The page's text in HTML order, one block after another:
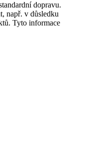
dopravu.
např. v důsledku
Tyto informace